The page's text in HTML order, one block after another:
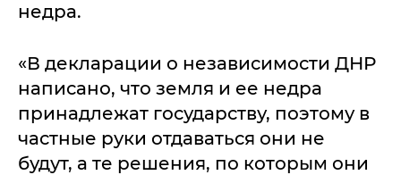
недра.
«В декларации о независимости ДНР
написано, что земля и ее недра
принадлежат государству, поэтому в
частные руки отдаваться они не
будут, а те решения, по которым они